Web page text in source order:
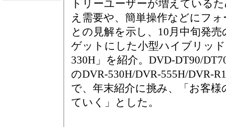
トリーユーザーが増えている
え需要や、簡単操作などにフ
との見解を示し、10月中旬発
ゲットにした小型ハイブリッ
330H」を紹介。DVD-DT90/
のDVR-530H/DVR-555H/DVR-
で、年末紹介に挑み、「お客
ていく」とした。